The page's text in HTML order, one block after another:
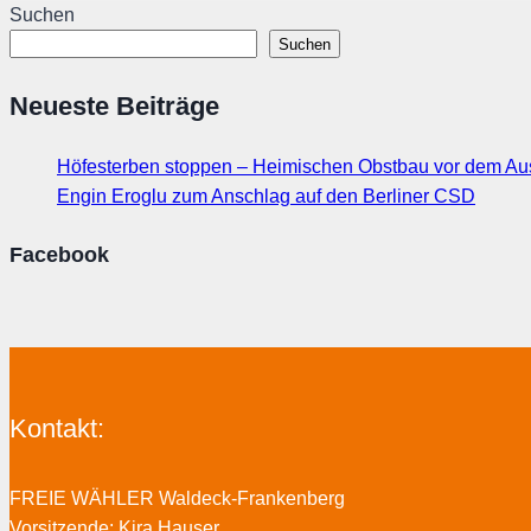
Suchen
Suchen
Neueste Beiträge
Höfesterben stoppen – Heimischen Obstbau vor dem
Engin Eroglu zum Anschlag auf den Berliner CSD
Facebook
Kontakt:
FREIE WÄHLER Waldeck-Frankenberg